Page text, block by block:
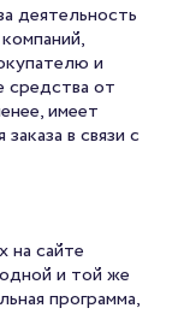
деятельность
и
от
имеет
в связи с
на сайте
и той же
программа,